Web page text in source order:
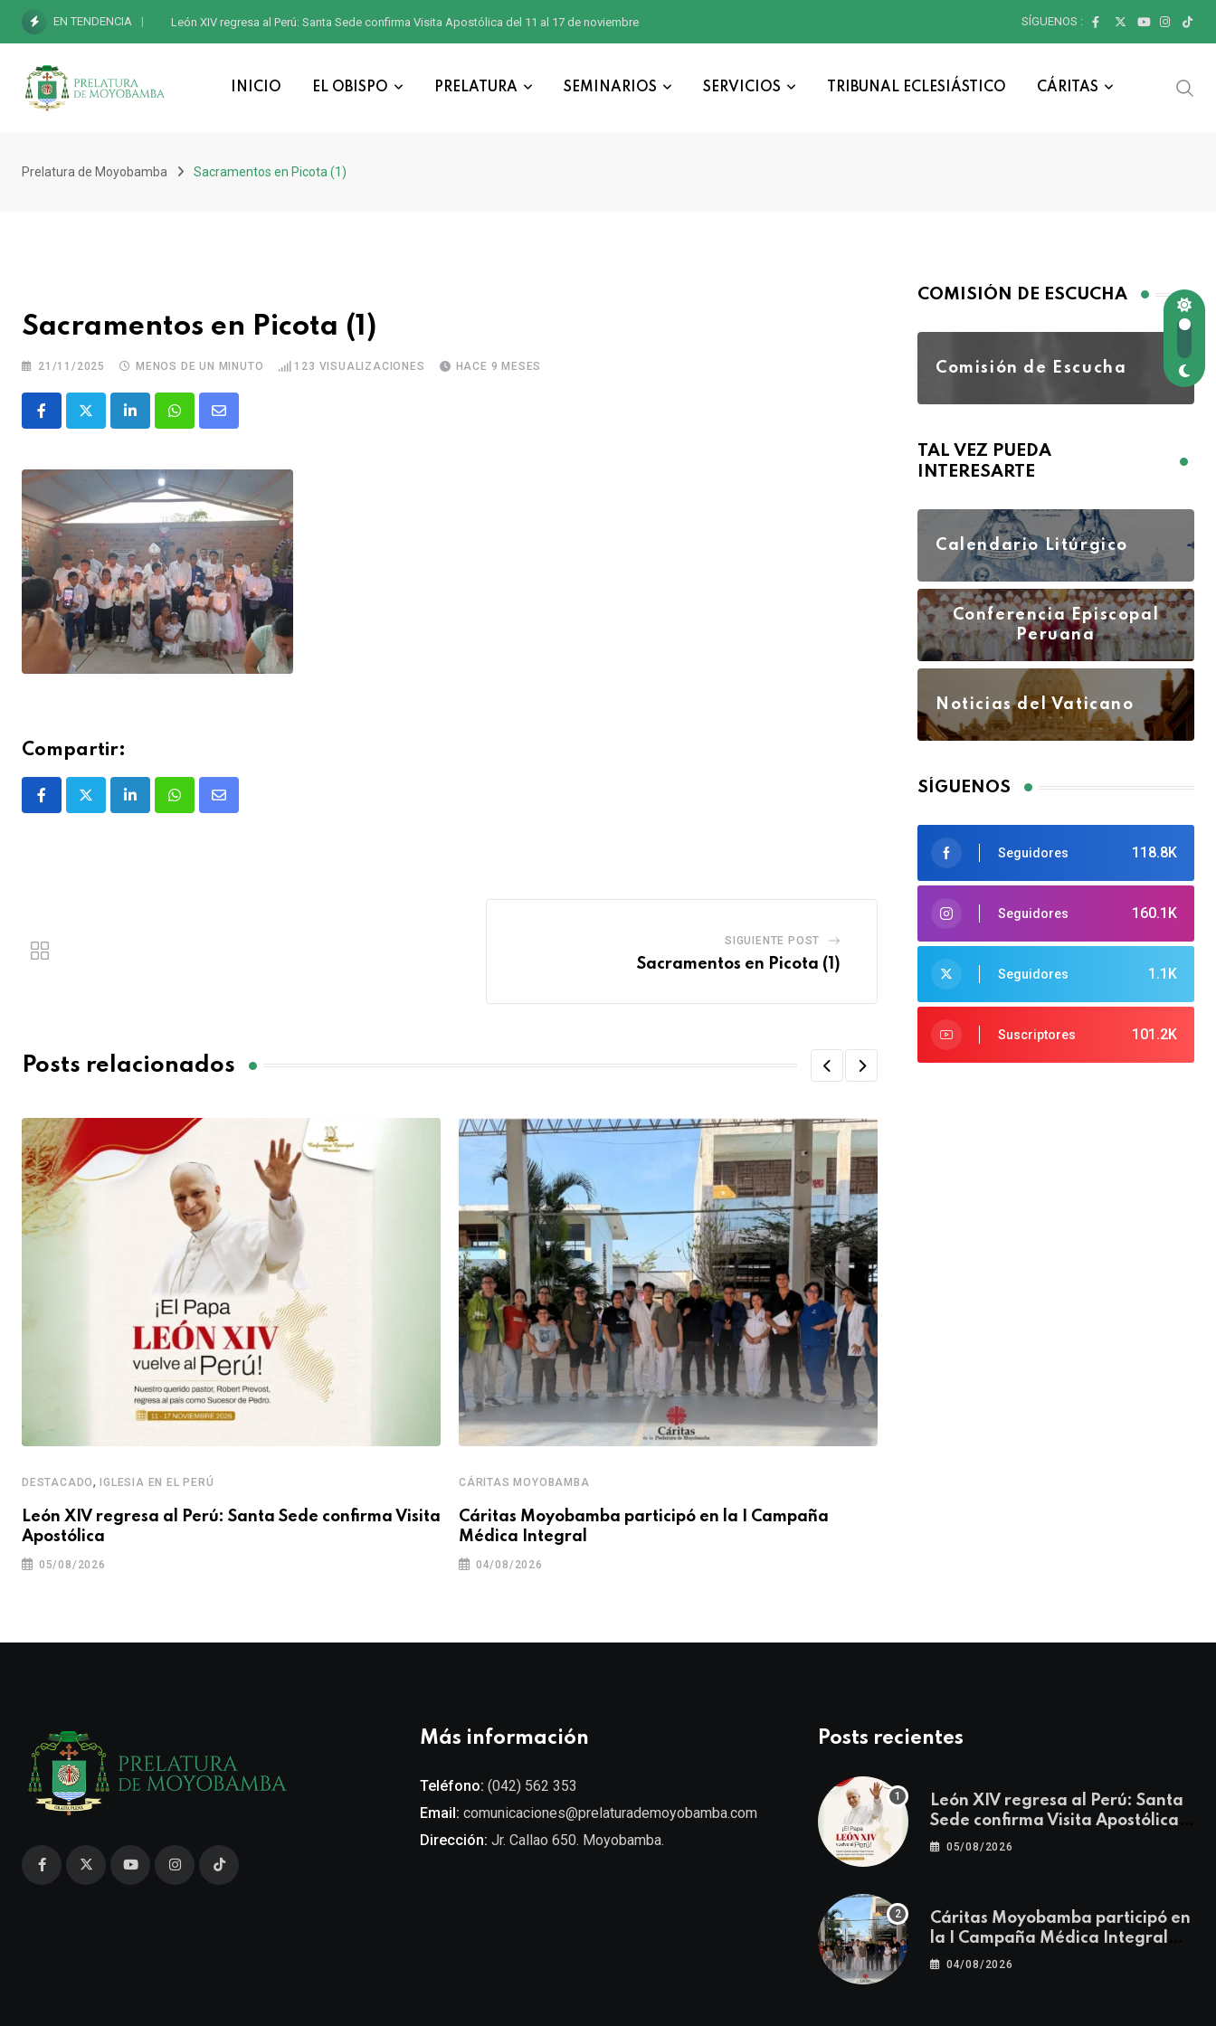
EN TENDENCIA León XIV regresa al Perú: Santa Sede confirma Visita Apostólica del 11 al 17 de noviembre SÍGUENOS :
INICIO EL OBISPO PRELATURA SEMINARIOS SERVICIOS TRIBUNAL ECLESIÁSTICO CÁRITAS
Prelatura de Moyobamba Sacramentos en Picota (1)
Sacramentos en Picota (1)
21/11/2025 MENOS DE UN MINUTO 123 VISUALIZACIONES HACE 9 MESES
Compartir:
SIGUIENTE POST
Sacramentos en Picota (1)
Posts relacionados
DESTACADO,IGLESIA EN EL PERÚ
León XIV regresa al Perú: Santa Sede confirma Visita
Apostólica
05/08/2026
CÁRITAS MOYOBAMBA
Cáritas Moyobamba participó en la I Campaña
Médica Integral
04/08/2026
COMISIÓN DE ESCUCHA
Comisión de Escucha
TAL VEZ PUEDA
INTERESARTE
Calendario Litúrgico
Conferencia Episcopal
Peruana
Noticias del Vaticano
SÍGUENOS
118.8K
Seguidores
160.1K
Seguidores
1.1K
Seguidores
101.2K
Suscriptores
Más información
Teléfono: (042) 562 353
Email: comunicaciones@prelaturademoyobamba.com
Dirección: Jr. Callao 650. Moyobamba.
Posts recientes
León XIV regresa al Perú: Santa
Sede confirma Visita Apostólica
del 11 al 17 de noviembre
05/08/2026
Cáritas Moyobamba participó en
la I Campaña Médica Integral
Gratuita llevando salud y
04/08/2026